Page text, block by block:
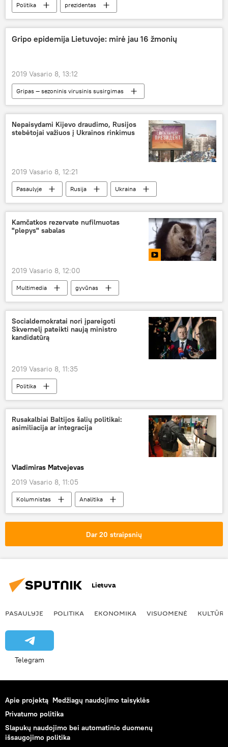
Politika
prezidentas
interneto svetainė
Gripo epidemija Lietuvoje: mirė jau 16 žmonių
2019 Vasario 8, 13:12
Gripas — sezoninis virusinis susirgimas
Visuomenė
gripas gripo epidemija
Nepaisydami Kijevo draudimo, Rusijos
stebėtojai važiuos į Ukrainos rinkimus
2019 Vasario 8, 12:21
Pasaulyje Rusija
Ukraina
rinkimai
Kamčatkos rezervate nufilmuotas
"plepys" sabalas
2019 Vasario 8, 12:00
Multimedia
gyvūnas
Juokingi, mieli ir jaudinantys vaizdo įrašai su gyvūnais
Socialdemokratai nori įpareigoti
Skvernelį pateikti naują ministro
kandidatūrą
2019 Vasario 8, 11:35
Politika
Rusakalbiai Baltijos šalių politikai:
asimiliacija ar integracija
Vladimiras Matvejevas
2019 Vasario 8, 11:05
Kolumnistas
Analitika
parlamento rinkimai
Baltijos šalys
Dar 20 straipsnių
Lietuva
PASAULYJE POLITIKA EKONOMIKA VISUOMENĖ KULTŪRA
Telegram
Apie projektą Medžiagų naudojimo taisyklės
Privatumo politika
Slapukų naudojimo bei automatinio duomenų
išsaugojimo politika